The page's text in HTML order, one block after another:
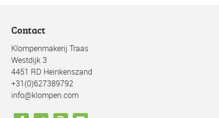
Contact
Klompenmakerij Traas
Westdijk 3
4451 RD Heinkenszand
+31(0)627389792
info@klompen.com